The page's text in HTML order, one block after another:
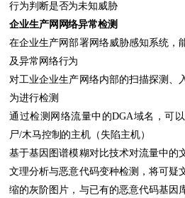
行为判断是否为未知威胁
企业生产网网络异常检测
在企业生产网部署网络威胁感知系统，
及异常网络行为
对工业企业生产网络内部的扫描探测、
为进行检测
通过检测网络流量中的DGA域名，可
尸/木马控制的主机（失陷主机）
基于基因图谱模糊对比技术对流量中的
文理分析与恶意代码变种检测，将可疑
缩的灰阶图片，与已有的恶意代码基因